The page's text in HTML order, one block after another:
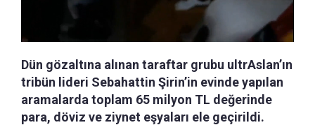
Dün gözaltına alınan taraftar grubu ultrAslan’ın
tribün lideri Sebahattin Şirin’in evinde yapılan
aramalarda toplam 65 milyon TL değerinde
para, döviz ve ziynet eşyaları ele geçirildi.